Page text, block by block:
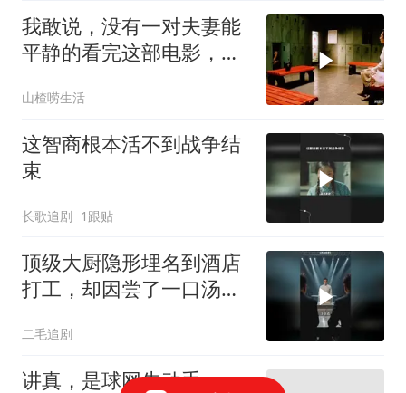
我敢说，没有一对夫妻能
平静的看完这部电影，太
山楂唠生活
这智商根本活不到战争结
束
长歌追剧 1跟贴
顶级大厨隐形埋名到酒店
打工，却因尝了一口汤罚
二毛追剧
讲真，是球网先动手